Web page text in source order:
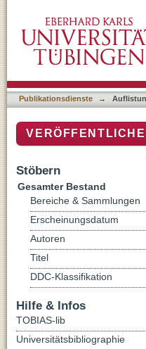
Publikationsdienste →
Stöbern
Gesamter Bestand
Bereiche & Sammlungen
Erscheinungsdatum
Autoren
Titel
DDC-Klassifikation
Hilfe & Infos
TOBIAS-lib
Universitätsbibliographie